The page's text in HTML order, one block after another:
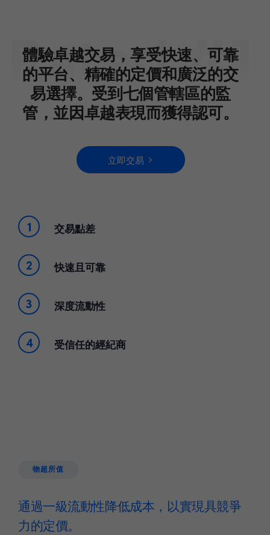
體驗卓越交易，享受快速、可靠
的平台、精確的定價和廣泛的交
易選擇。受到七個管轄區的監
管，並因卓越表現而獲得認可。
立即交易
交易點差
快速且可靠
深度流動性
受信任的經紀商
物超所值
通過一級流動性降低成本，以實現具競爭
力的定價。